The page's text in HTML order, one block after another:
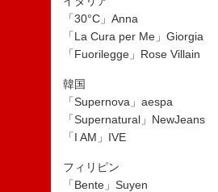
「30°C」Anna
「La Cura per Me」Giorgia
「Fuorilegge」Rose Villain
韓国
「Supernova」aespa
「Supernatural」NewJeans
「I AM」IVE
フィリピン
「Bente」Suyen